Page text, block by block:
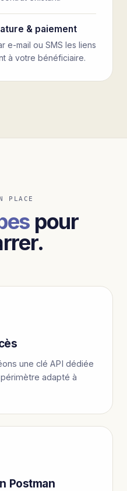
& paiement
e-mail ou SMS les liens
à votre bénéficiaire.
PLACE
pour
une clé API dédiée
adapté à
Postman